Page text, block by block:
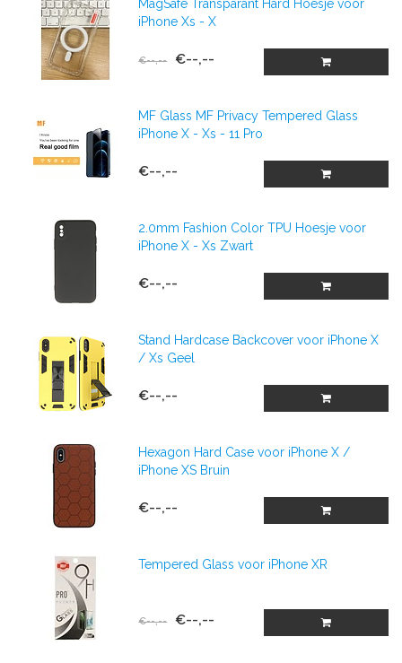
MagSafe Transparant Hard Hoesje voor
iPhone Xs - X
€--,-- €--,--
MF Glass MF Privacy Tempered Glass
iPhone X - Xs - 11 Pro
€--,--
2.0mm Fashion Color TPU Hoesje voor
iPhone X - Xs Zwart
€--,--
Stand Hardcase Backcover voor iPhone X
/ Xs Geel
€--,--
Hexagon Hard Case voor iPhone X /
iPhone XS Bruin
€--,--
Tempered Glass voor iPhone XR
€--,-- €--,--